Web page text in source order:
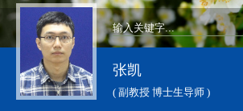
张凯
( 副教授 博士生导师 )